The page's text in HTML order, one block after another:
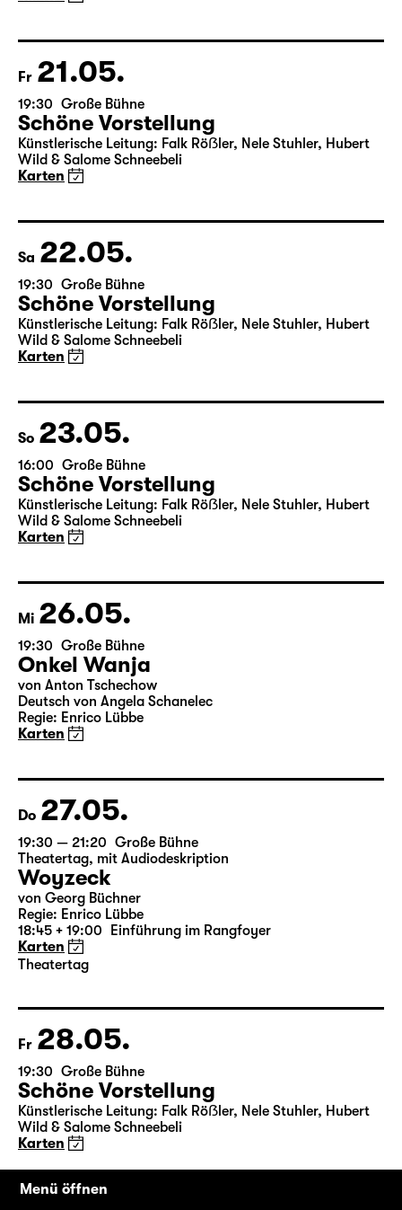
18:45 + 19:00 Einführung im Rangfoyer
Karten
Fr 21.05.
19:30 Große Bühne
Schöne Vorstellung
Wild & Salome Schneebeli
Karten
Sa 22.05.
19:30 Große Bühne
Schöne Vorstellung
Wild & Salome Schneebeli
Karten
So 23.05.
16:00 Große Bühne
Schöne Vorstellung
Wild & Salome Schneebeli
Karten
Mi 26.05.
19:30 Große Bühne
Onkel Wanja
Regie: Enrico Lübbe
Karten
Do 27.05.
19:30 — 21:20 Große Bühne
Theatertag,mit Audiodeskription
Woyzeck
von Georg Büchner
Karten
Theatertag
Fr 28.05.
19:30 Große Bühne
Schöne Vorstellung
Künstlerische Leitung: Falk Röẞler, Nele Stuhler, Hubert
Wild & Salome Schneebeli
Menü öffnen